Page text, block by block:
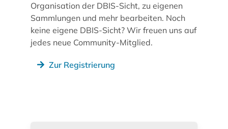
Organisation der DBIS-Sicht, zu eigenen
Sammlungen und mehr bearbeiten. Noch
keine eigene DBIS-Sicht? Wir freuen uns auf
jedes neue Community-Mitglied.
Zur Registrierung